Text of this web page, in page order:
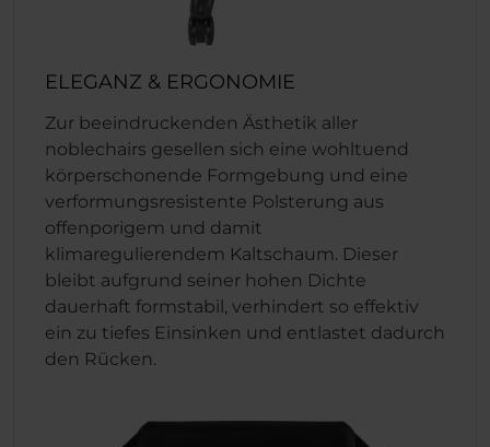
ELEGANZ & ERGONOMIE
Zur beeindruckenden Ästhetik aller
noblechairs gesellen sich eine wohltuend
körperschonende Formgebung und eine
verformungsresistente Polsterung aus
offenporigem und damit
klimaregulierendem Kaltschaum. Dieser
bleibt aufgrund seiner hohen Dichte
dauerhaft formstabil, verhindert so effektiv
ein zu tiefes Einsinken und entlastet dadurch
den Rücken.